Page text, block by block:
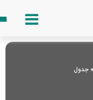
جدول